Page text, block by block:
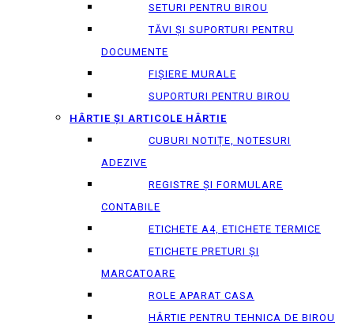
SETURI PENTRU BIROU
TĂVI ȘI SUPORTURI PENTRU
DOCUMENTE
FIȘIERE MURALE
SUPORTURI PENTRU BIROU
HÂRTIE ȘI ARTICOLE HÂRTIE
CUBURI NOTIȚE, NOTESURI
ADEZIVE
REGISTRE ȘI FORMULARE
CONTABILE
ETICHETE A4, ETICHETE TERMICE
ETICHETE PRETURI ȘI
MARCATOARE
ROLE APARAT CASA
HÂRTIE PENTRU TEHNICA DE BIROU